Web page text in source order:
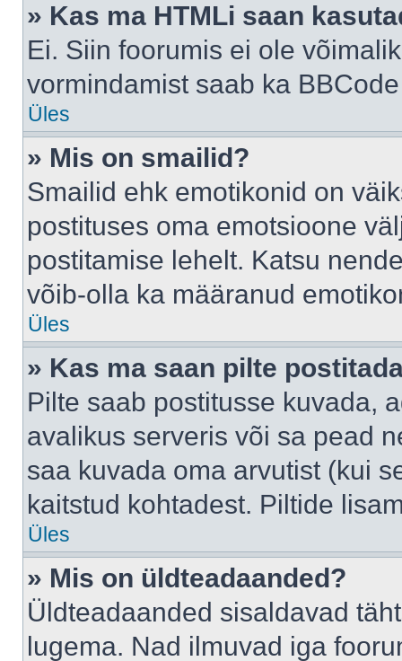
» Kas ma HTMLi saan
Ei. Siin foorumis ei ole
vormindamist saab ka
Üles
» Mis on smailid?
Smailid ehk emotikonid on
postituses oma emotsioone
postitamise lehelt. Katsu
võib-olla ka määranud
Üles
» Kas ma saan pilte
Pilte saab postitusse kuvada,
avalikus serveris või sa pead
saa kuvada oma arvutist (kui
kaitstud kohtadest. Piltide
Üles
» Mis on üldteadaanded?
Üldteadaanded sisaldavad
lugema. Nad ilmuvad iga